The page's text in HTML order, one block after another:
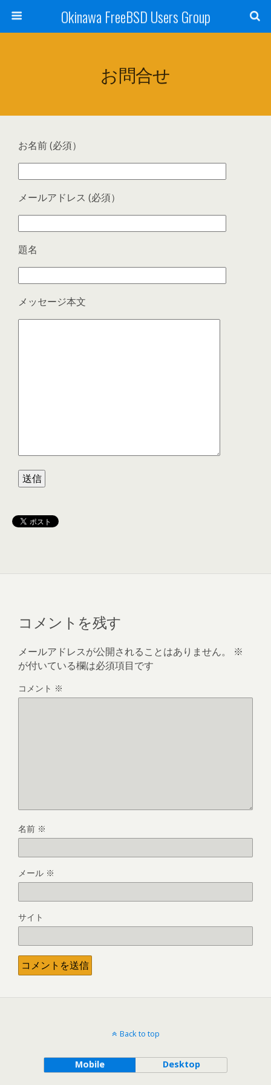
Okinawa FreeBSD Users Group
お問合せ
お名前 (必須）
メールアドレス (必須）
題名
メッセージ本文
コメントを残す
メールアドレスが公開されることはありません。
※
が付いている欄は必須項目です
コメント ※
名前 ※
メール ※
サイト
Back to top
Mobile Desktop